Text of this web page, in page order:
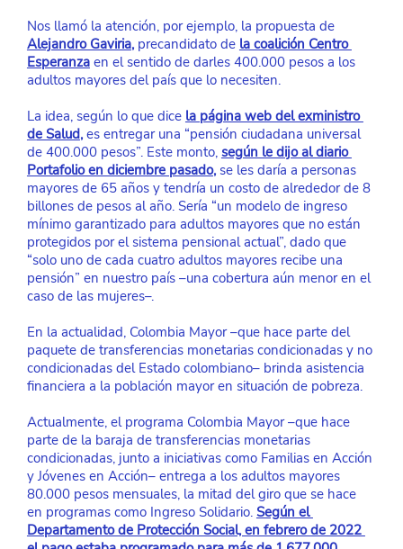
Nos llamó la atención, por ejemplo, la propuesta de
Alejandro Gaviria, precandidato de la coalición Centro
Esperanza en el sentido de darles 400.000 pesos a los
adultos mayores del país que lo necesiten.
La idea, según lo que dice la página web del exministro
de Salud, es entregar una “pensión ciudadana universal
de 400.000 pesos”. Este monto, según le dijo al diario
Portafolio en diciembre pasado, se les daría a personas
mayores de 65 años y tendría un costo de alrededor de 8
billones de pesos al año. Sería “un modelo de ingreso
mínimo garantizado para adultos mayores que no están
protegidos por el sistema pensional actual”, dado que
“solo uno de cada cuatro adultos mayores recibe una
pensión” en nuestro país –una cobertura aún menor en el
caso de las mujeres–.
En la actualidad, Colombia Mayor –que hace parte del
paquete de transferencias monetarias condicionadas y no
condicionadas del Estado colombiano– brinda asistencia
financiera a la población mayor en situación de pobreza.
Actualmente, el programa Colombia Mayor –que hace
parte de la baraja de transferencias monetarias
condicionadas, junto a iniciativas como Familias en Acción
y Jóvenes en Acción– entrega a los adultos mayores
80.000 pesos mensuales, la mitad del giro que se hace
en programas como Ingreso Solidario. Según el
Departamento de Protección Social, en febrero de 2022